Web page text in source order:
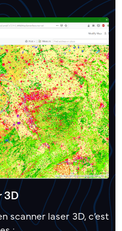
3D
scanner laser 3D, c’est